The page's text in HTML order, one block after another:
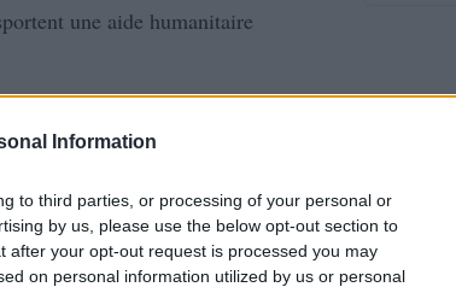
Information
to third parties, or processing of your personal or
by us, please use the below opt-out section to
after your opt-out request is processed you may
on personal information utilized by us or personal
une aide humanitaire